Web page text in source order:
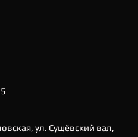
ул. Сущёвский вал,